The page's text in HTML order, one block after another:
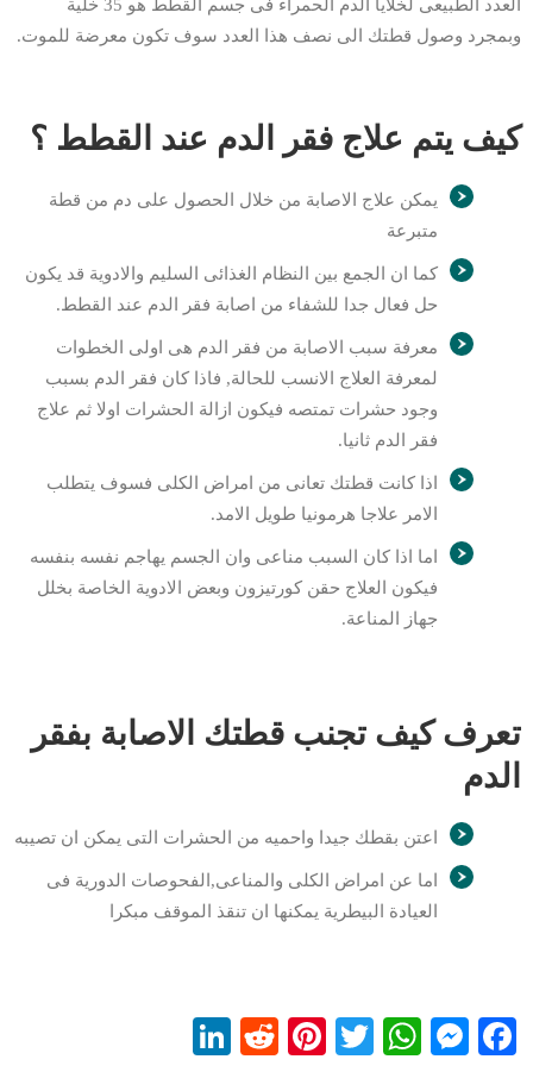
العدد الطبيعى لخلايا الدم الحمراء فى جسم القطط هو 35 خلية
وبمجرد وصول قطتك الى نصف هذا العدد سوف تكون معرضة للموت.
كيف يتم علاج فقر الدم عند القطط ؟
يمكن علاج الاصابة من خلال الحصول على دم من قطة
متبرعة
كما ان الجمع بين النظام الغذائى السليم والادوية قد يكون
حل فعال جدا للشفاء من اصابة فقر الدم عند القطط.
معرفة سبب الاصابة من فقر الدم هى اولى الخطوات
لمعرفة العلاج الانسب للحالة, فاذا كان فقر الدم بسبب
وجود حشرات تمتصه فيكون ازالة الحشرات اولا ثم علاج
فقر الدم ثانيا.
اذا كانت قطتك تعانى من امراض الكلى فسوف يتطلب
الامر علاجا هرمونيا طويل الامد.
اما اذا كان السبب مناعى وان الجسم يهاجم نفسه بنفسه
فيكون العلاج حقن كورتيزون وبعض الادوية الخاصة بخلل
جهاز المناعة.
تعرف كيف تجنب قطتك الاصابة بفقر
الدم
اعتن بقطك جيدا واحميه من الحشرات التى يمكن ان تصيبه
اما عن امراض الكلى والمناعى,الفحوصات الدورية فى
العيادة البيطرية يمكنها ان تنقذ الموقف مبكرا
Facebook
Messenger
WhatsApp
Twitter
Pinterest
Reddit